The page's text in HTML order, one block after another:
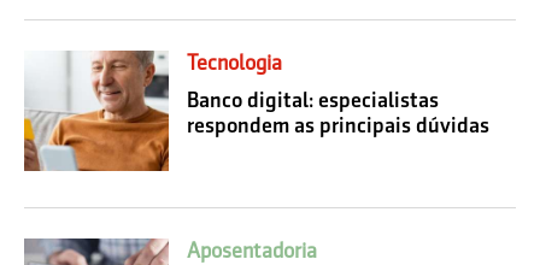
Tecnologia
Banco digital: especialistas
respondem as principais dúvidas
Aposentadoria